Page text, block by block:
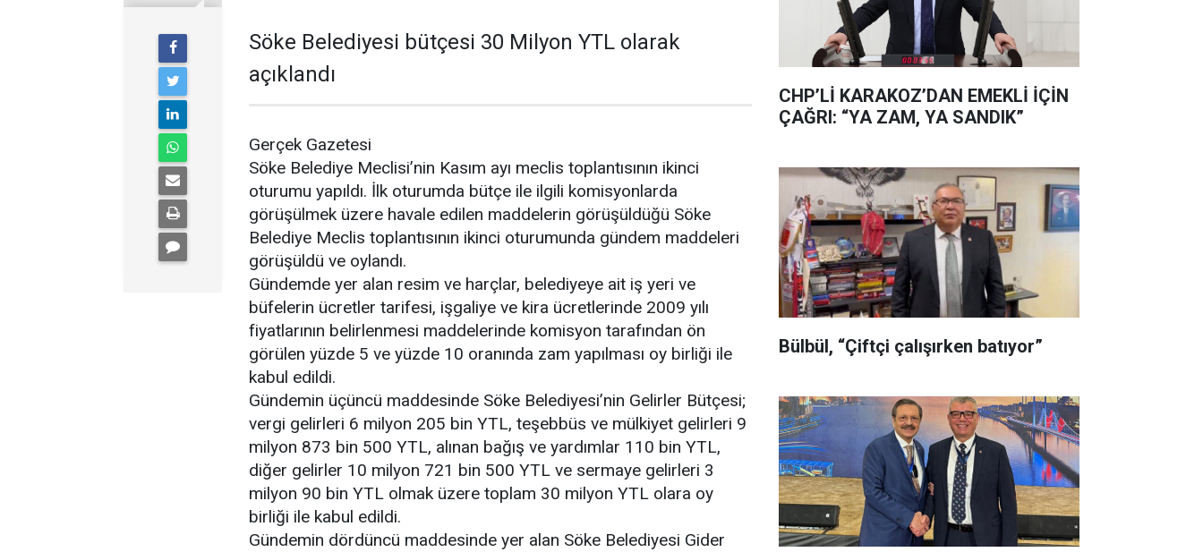
Söke Belediyesi bütçesi 30 Milyon YTL olarak
açıklandı
Gerçek Gazetesi
Söke Belediye Meclisi’nin Kasım ayı meclis toplantısının ikinci
oturumu yapıldı. İlk oturumda bütçe ile ilgili komisyonlarda
görüşülmek üzere havale edilen maddelerin görüşüldüğü Söke
Belediye Meclis toplantısının ikinci oturumunda gündem maddeleri
görüşüldü ve oylandı.
Gündemde yer alan resim ve harçlar, belediyeye ait iş yeri ve
büfelerin ücretler tarifesi, işgaliye ve kira ücretlerinde 2009 yılı
fiyatlarının belirlenmesi maddelerinde komisyon tarafından ön
görülen yüzde 5 ve yüzde 10 oranında zam yapılması oy birliği ile
kabul edildi.
Gündemin üçüncü maddesinde Söke Belediyesi’nin Gelirler Bütçesi;
vergi gelirleri 6 milyon 205 bin YTL, teşebbüs ve mülkiyet gelirleri 9
milyon 873 bin 500 YTL, alınan bağış ve yardımlar 110 bin YTL,
diğer gelirler 10 milyon 721 bin 500 YTL ve sermaye gelirleri 3
milyon 90 bin YTL olmak üzere toplam 30 milyon YTL olara oy
birliği ile kabul edildi.
Gündemin dördüncü maddesinde yer alan Söke Belediyesi Gider
CHP’Lİ KARAKOZ’DAN EMEKLİ İÇİN
ÇAĞRI: “YA ZAM, YA SANDIK”
Bülbül, “Çiftçi çalışırken batıyor”